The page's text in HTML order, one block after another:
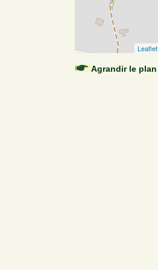
Leaflet
Agrandir le plan